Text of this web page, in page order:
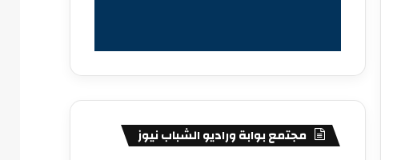
مجتمع بوابة وراديو الشباب نيوز